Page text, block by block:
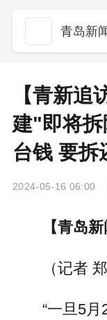
青岛新
【青新
建"即将拆
台钱 要拆
2024-05-16 06:00
【青岛
（记者
“一旦5